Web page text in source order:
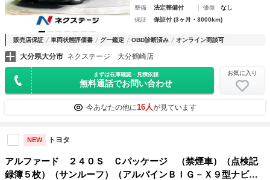
整備
法定整備付 修復
なし
保証
保証付 (3ヶ月・3000km)
販売店保証 車両状態評価書 グー鑑定 OBD診断済み オンライン商談可
大分県大分市 ネクステージ 大分鶴崎店
まずは在庫確認・見積依頼
無料通話でお問い合わせ
お気に入り
今あなたの他に16人が見ています
NEW トヨタ
アルファード ２４０Ｓ Ｃパッケージ （禁煙車）（点検記
録簿５枚）（サンルーフ）（アルパインＢＩＧ－Ｘ９型ナビ）